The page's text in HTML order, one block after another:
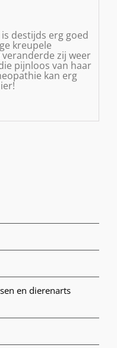
destijds erg goed
kreupele
zij weer
pijnloos van haar
kan erg
en dierenarts